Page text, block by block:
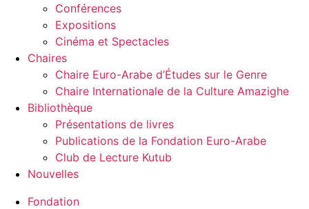
Conférences
Expositions
Cinéma et Spectacles
Chaires
Chaire Euro-Arabe d’Études sur le Genre
Chaire Internationale de la Culture Amazighe
Bibliothèque
Présentations de livres
Publications de la Fondation Euro-Arabe
Club de Lecture Kutub
Nouvelles
Fondation